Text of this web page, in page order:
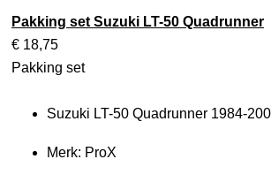
Pakking set Suzuki LT-50 Quadrunner
€ 18,75
Pakking set
Suzuki LT-50 Quadrunner 1984-
Merk: ProX